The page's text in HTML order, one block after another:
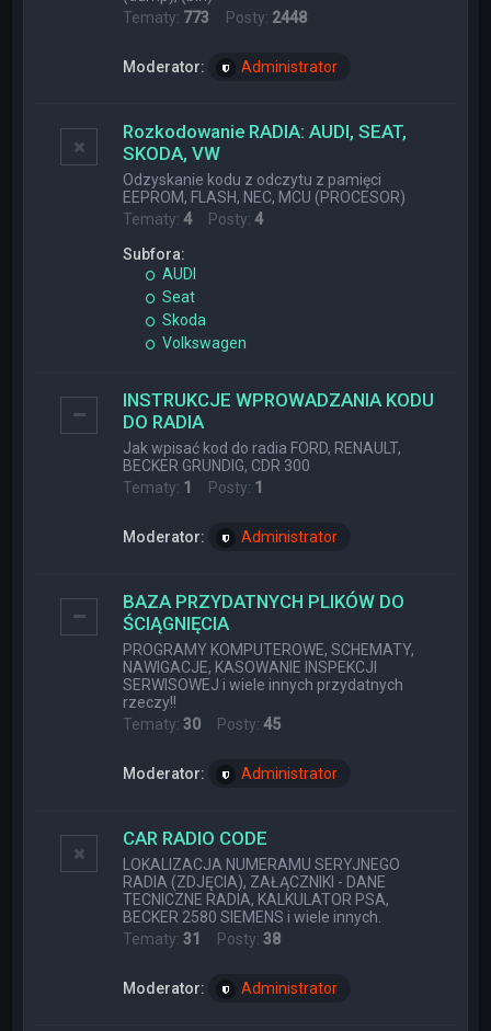
Tematy: 773 Posty: 2448
Moderator: Administrator
Rozkodowanie RADIA: AUDI, SEAT,
SKODA, VW
Odzyskanie kodu z odczytu z pamięci
EEPROM, FLASH, NEC, MCU (PROCESOR)
Tematy:4Posty:4
Subfora:
AUDI
Seat
Skoda
Volkswagen
INSTRUKCJE WPROWADZANIA KODU
DO RADIA
Jak wpisać kod do radia FORD, RENAULT,
BECKER GRUNDIG, CDR 300
Tematy: 1 Posty: 1
Moderator: Administrator
BAZA PRZYDATNYCH PLIKÓW DO
ŚCIĄGNIĘCIA
PROGRAMY KOMPUTEROWE, SCHEMATY,
NAWIGACJE, KASOWANIE INSPEKCJI
SERWISOWEJ i wiele innych przydatnych
rzeczy!!
Tematy:30 Posty:45
Moderator: Administrator
CAR RADIO CODE
LOKALIZACJA NUMERAMU SERYJNEGO
RADIA (ZDJĘCIA), ZAŁĄCZNIKI - DANE
TECNICZNE RADIA, KALKULATOR PSA,
BECKER 2580 SIEMENS i wiele innych.
Tematy:31 Posty:38
Moderator: Administrator